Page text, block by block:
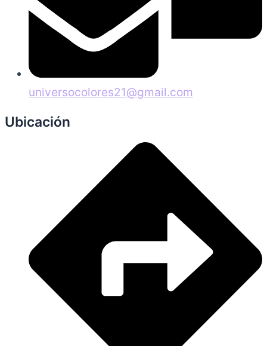
universocolores21@gmail.com
Ubicación